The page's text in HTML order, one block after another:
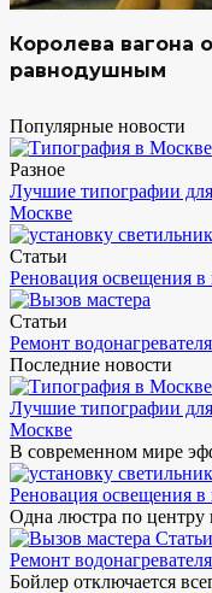
Королева вагона
равнодушным
Популярные новости
Разное
Лучшие типографии
Москве
Статьи
Реновация освещения
Статьи
Ремонт
Последние новости
Лучшие типографии
Москве
В современном мире
Реновация освещения
Одна люстра по центру
Статьи
Ремонт
Бойлер отключается